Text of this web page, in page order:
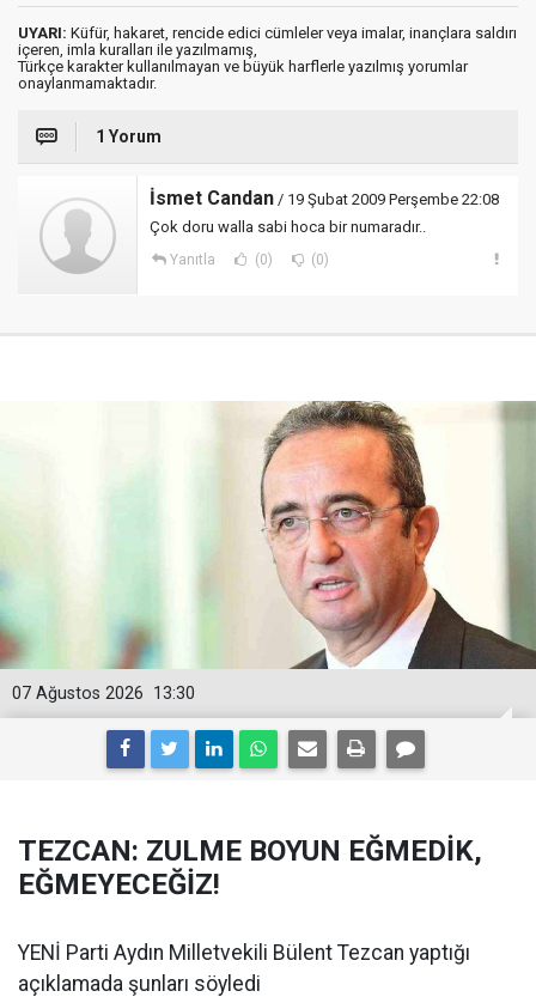
UYARI: Küfür, hakaret, rencide edici cümleler veya imalar, inançlara saldırı
içeren, imla kuralları ile yazılmamış,
Türkçe karakter kullanılmayan ve büyük harflerle yazılmış yorumlar
onaylanmamaktadır.
1 Yorum
İsmet Candan / 19 Şubat 2009 Perşembe 22:08
Çok doru walla sabi hoca bir numaradır..
Yanıtla (0) (0)
13:30
07 Ağustos 2026
TEZCAN: ZULME BOYUN EĞMEDİK,
EĞMEYECEĞİZ!
YENİ Parti Aydın Milletvekili Bülent Tezcan yaptığı
açıklamada şunları söyledi